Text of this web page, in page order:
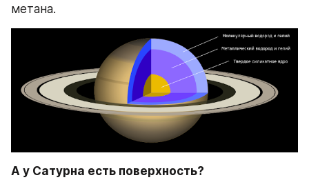
метана.
А у Сатурна есть поверхность?